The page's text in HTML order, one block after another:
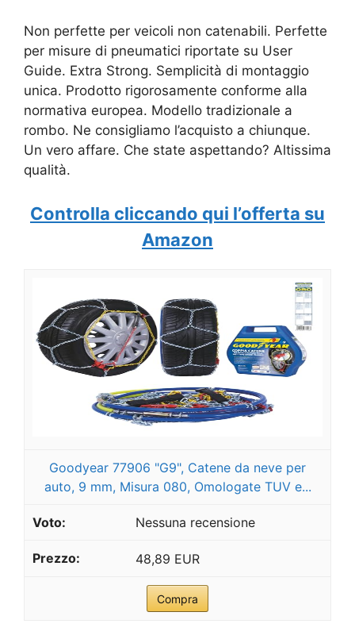
Non perfette per veicoli non catenabili. Perfette
per misure di pneumatici riportate su User
Guide. Extra Strong. Semplicità di montaggio
unica. Prodotto rigorosamente conforme alla
normativa europea. Modello tradizionale a
rombo. Ne consigliamo l’acquisto a chiunque.
Un vero affare. Che state aspettando? Altissima
qualità.
Controlla cliccando qui l’offerta su
Amazon
Goodyear 77906 "G9", Catene da neve per
auto, 9 mm, Misura 080, Omologate TUV e...
Nessuna recensione
48,89 EUR
Compra